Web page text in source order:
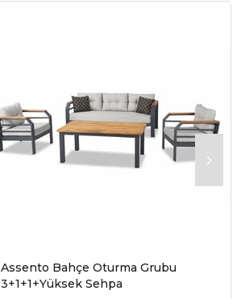
Assento Bahçe Oturma Grubu
3+1+1+Yüksek Sehpa